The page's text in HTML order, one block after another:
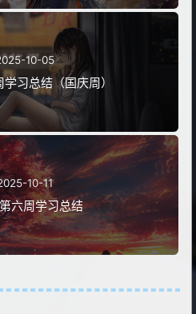
10-05
习总结（国庆周）
10-11
六周学习总结